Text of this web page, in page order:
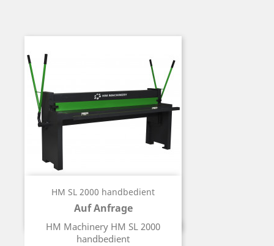
HM SL 2000 handbedient
Auf Anfrage
HM Machinery HM SL 2000
handbedient